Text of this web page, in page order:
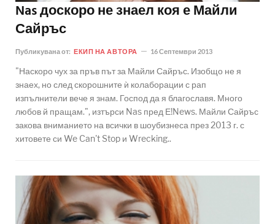
Nas доскоро не знаел коя е Майли
Сайръс
Публикувана от: ЕКИП НА АВТОРА 16 Септември 2013
"Наскоро чух за пръв път за Майли Сайръс. Изобщо не я
знаех, но след скорошните ѝ колаборации с рап
изпълнители вече я знам. Господ да я благославя. Много
любов й пращам.", изтърси Nas пред Е!News. Майли Сайръс
закова вниманието на всички в шоубизнеса през 2013 г. с
хитовете си We Can't Stop и Wrecking..